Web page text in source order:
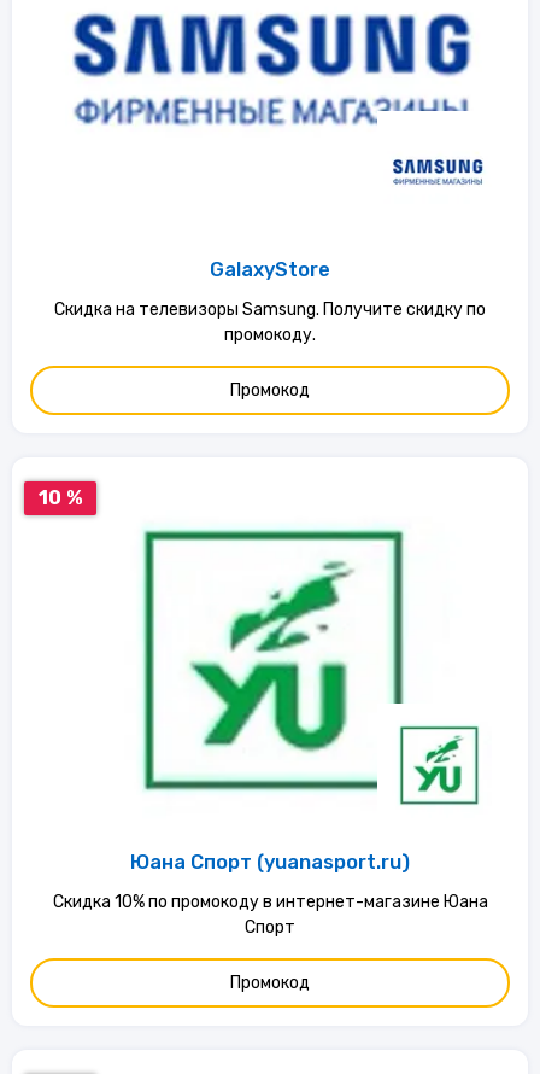
GalaxyStore
Скидка на телевизоры Samsung. Получите скидку по
промокоду.
Промокод
10 %
Юана Спорт (yuanasport.ru)
Скидка 10% по промокоду в интернет-магазине Юана
Спорт
Промокод